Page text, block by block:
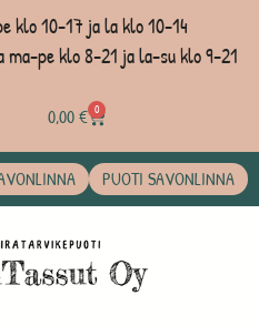
klo 10-17 ja la klo 10-14
ma-pe klo 8-21 ja la-su klo 9-21
0,00€ 0
PUOTI SAVONLINNA